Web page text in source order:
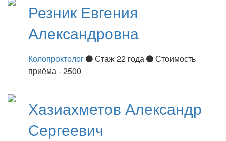
Резник Евгения
Александровна
Колопроктолог Стаж 22 года
Стоимость
приёма - 2500
Хазиахметов Александр
Сергеевич